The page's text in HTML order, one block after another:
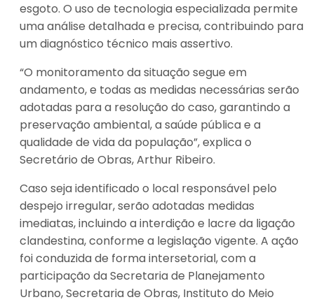
esgoto. O uso de tecnologia especializada permite
uma análise detalhada e precisa, contribuindo para
um diagnóstico técnico mais assertivo.
“O monitoramento da situação segue em
andamento, e todas as medidas necessárias serão
adotadas para a resolução do caso, garantindo a
preservação ambiental, a saúde pública e a
qualidade de vida da população”, explica o
Secretário de Obras, Arthur Ribeiro.
Caso seja identificado o local responsável pelo
despejo irregular, serão adotadas medidas
imediatas, incluindo a interdição e lacre da ligação
clandestina, conforme a legislação vigente. A ação
foi conduzida de forma intersetorial, com a
participação da Secretaria de Planejamento
Urbano, Secretaria de Obras, Instituto do Meio